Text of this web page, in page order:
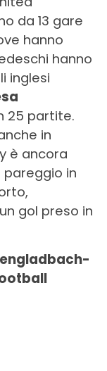
da 13 gare
hanno
hanno
inglesi
25 partite.
in
è ancora
in
gol preso in